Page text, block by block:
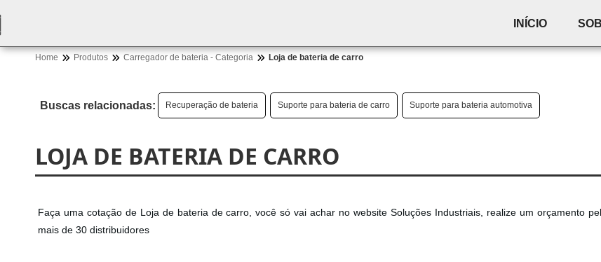
INÍCIO
Home Produtos Carregador de bateria - Categoria Loja de bateria de carro
Buscas relacionadas: Recuperação de bateria Suporte para bateria de carro Suporte para bateria automotiva
LOJA DE BATERIA DE CARRO
Faça uma cotação de Loja de bateria de carro, você só vai achar no website Soluções Industriais, realize um orçamento
mais de 30 distribuidores